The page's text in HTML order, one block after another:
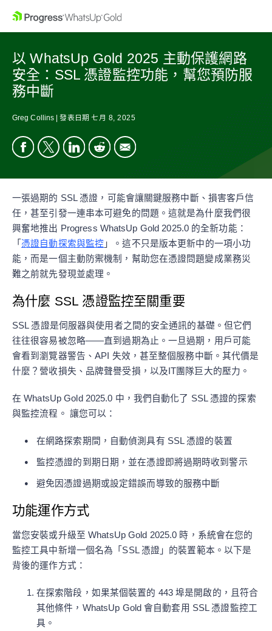
以 WhatsUp Gold 2025 主動保護網路
安全：SSL 憑證監控功能，幫您預防服
務中斷
Greg Collins |發表日期 七月 8, 2025
一張過期的 SSL 憑證，可能會讓關鍵服務中斷、損害客戶信
任，甚至引發一連串本可避免的問題。這就是為什麼我們很
興奮地推出 Progress WhatsUp Gold 2025.0 的全新功能：
「 憑證自動探索與監控 」。這不只是版本更新中的一項小功
能，而是一個主動防禦機制，幫助您在憑證問題變成業務災
難之前就先發現並處理。
為什麼 SSL 憑證監控至關重要
SSL 憑證是伺服器與使用者之間的安全通訊的基礎。但它們
往往很容易被忽略——直到過期為止。一旦過期，用戶可能
會看到瀏覽器警告、API 失效，甚至整個服務中斷。其代價是
什麼？營收損失、品牌聲譽受損，以及IT團隊巨大的壓力。
在 WhatsUp Gold 2025.0 中，我們自動化了 SSL 憑證的探索
與監控流程。 讓您可以：
在網路探索期間，自動偵測具有 SSL 憑證的裝置
監控憑證的到期日期，並在憑證即將過期時收到警示
避免因憑證過期或設定錯誤而導致的服務中斷
功能運作方式
當您安裝或升級至 WhatsUp Gold 2025.0 時，系統會在您的
監控工具中新增一個名為「SSL 憑證」的裝置範本。以下是
背後的運作方式：
在探索階段，如果某個裝置的 443 埠是開啟的，且符合
其他條件，WhatsUp Gold 會自動套用 SSL 憑證監控工
具。